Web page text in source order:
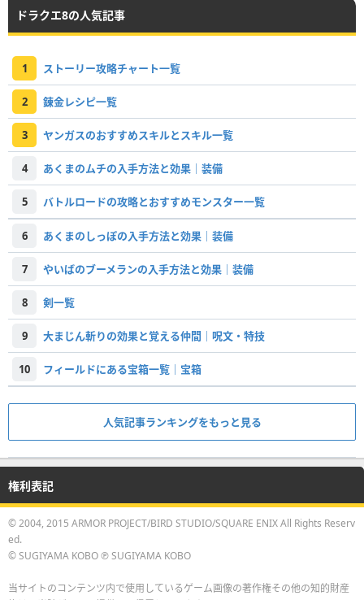
ドラクエ8の人気記事
1 ストーリー攻略チャート一覧
2 錬金レシピ一覧
3 ヤンガスのおすすめスキルとスキル一覧
4 あくまのムチの入手方法と効果｜装備
5 バトルロードの攻略とおすすめモンスター一覧
6 あくまのしっぽの入手方法と効果｜装備
7 やいばのブーメランの入手方法と効果｜装備
8 剣一覧
9 大まじん斬りの効果と覚える仲間｜呪文・特技
10 フィールドにある宝箱一覧｜宝箱
人気記事ランキングをもっと見る
権利表記
© 2004, 2015 ARMOR PROJECT/BIRD STUDIO/SQUARE ENIX All Rights Reserv
ed.
© SUGIYAMA KOBO ℗ SUGIYAMA KOBO
当サイトのコンテンツ内で使用しているゲーム画像の著作権その他の知的財産